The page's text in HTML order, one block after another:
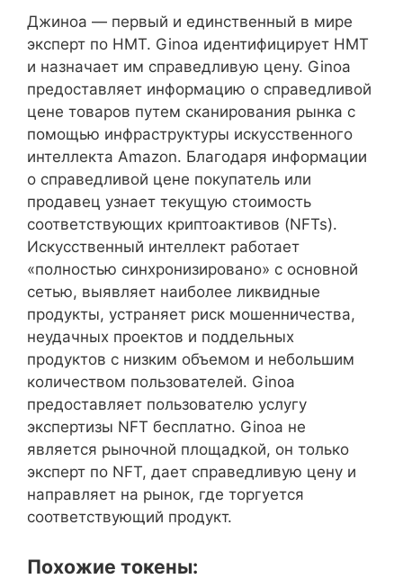
Джиноа — первый и единственный в мире
эксперт по НМТ. Ginoa идентифицирует НМТ
и назначает им справедливую цену. Ginoa
предоставляет информацию о справедливой
цене товаров путем сканирования рынка с
помощью инфраструктуры искусственного
интеллекта Amazon. Благодаря информации
о справедливой цене покупатель или
продавец узнает текущую стоимость
соответствующих криптоактивов (NFTs).
Искусственный интеллект работает
«полностью синхронизировано» с основной
сетью, выявляет наиболее ликвидные
продукты, устраняет риск мошенничества,
неудачных проектов и поддельных
продуктов с низким объемом и небольшим
количеством пользователей. Ginoa
предоставляет пользователю услугу
экспертизы NFT бесплатно. Ginoa не
является рыночной площадкой, он только
эксперт по NFT, дает справедливую цену и
направляет на рынок, где торгуется
соответствующий продукт.
Похожие токены: